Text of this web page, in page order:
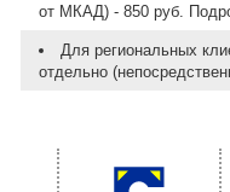
от МКАД) - 850 руб.
Для региональных
отдельно